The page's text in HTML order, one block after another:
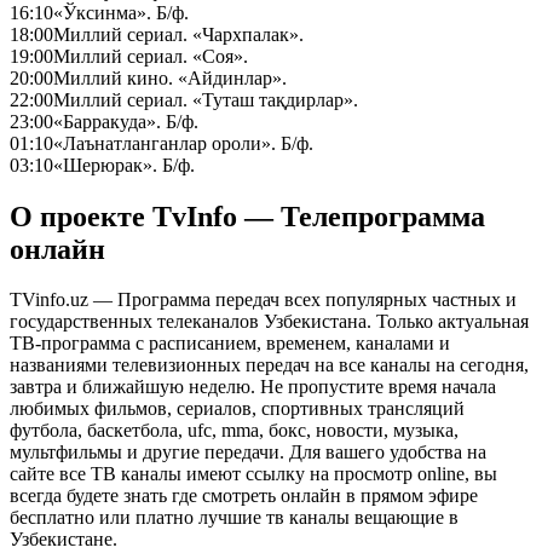
16:10«Ўксинма». Б/ф.
18:00Миллий сериал. «Чархпалак».
19:00Миллий сериал. «Соя».
20:00Миллий кино. «Айдинлар».
22:00Миллий сериал. «Туташ тақдирлар».
23:00«Барракуда». Б/ф.
01:10«Лаънатланганлар ороли». Б/ф.
03:10«Шерюрак». Б/ф.
О проекте TvInfo — Телепрограмма
онлайн
TVinfo.uz — Программа передач всех популярных частных и
государственных телеканалов Узбекистана. Только актуальная
ТВ-программа с расписанием, временем, каналами и
названиями телевизионных передач на все каналы на сегодня,
завтра и ближайшую неделю. Не пропустите время начала
любимых фильмов, сериалов, спортивных трансляций
футбола, баскетбола, ufc, mma, бокс, новости, музыка,
мультфильмы и другие передачи. Для вашего удобства на
сайте все ТВ каналы имеют ссылку на просмотр online, вы
всегда будете знать где смотреть онлайн в прямом эфире
бесплатно или платно лучшие тв каналы вещающие в
Узбекистане.